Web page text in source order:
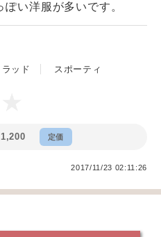
い洋服が多いです。
ラッド スポーティ
1,200 定価
2017/11/23 02:11:26